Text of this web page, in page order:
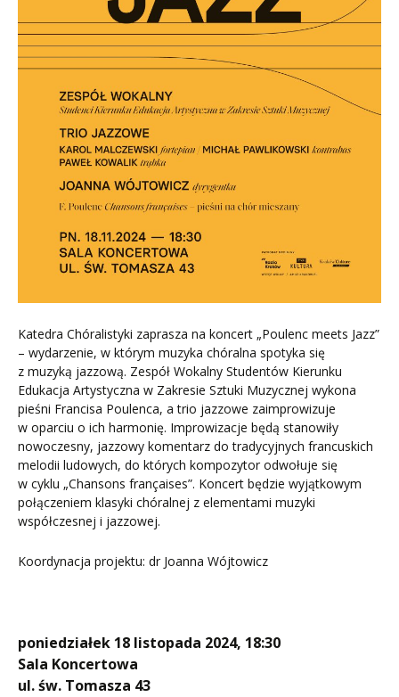
Katedra Chóralistyki zaprasza na koncert „Poulenc meets Jazz”
– wydarzenie, w którym muzyka chóralna spotyka się
z muzyką jazzową. Zespół Wokalny Studentów Kierunku
Edukacja Artystyczna w Zakresie Sztuki Muzycznej wykona
pieśni Francisa Poulenca, a trio jazzowe zaimprowizuje
w oparciu o ich harmonię. Improwizacje będą stanowiły
nowoczesny, jazzowy komentarz do tradycyjnych francuskich
melodii ludowych, do których kompozytor odwołuje się
w cyklu „Chansons françaises”. Koncert będzie wyjątkowym
połączeniem klasyki chóralnej z elementami muzyki
współczesnej i jazzowej.
Koordynacja projektu: dr Joanna Wójtowicz
poniedziałek 18 listopada 2024, 18:30
Sala Koncertowa
ul. św. Tomasza 43